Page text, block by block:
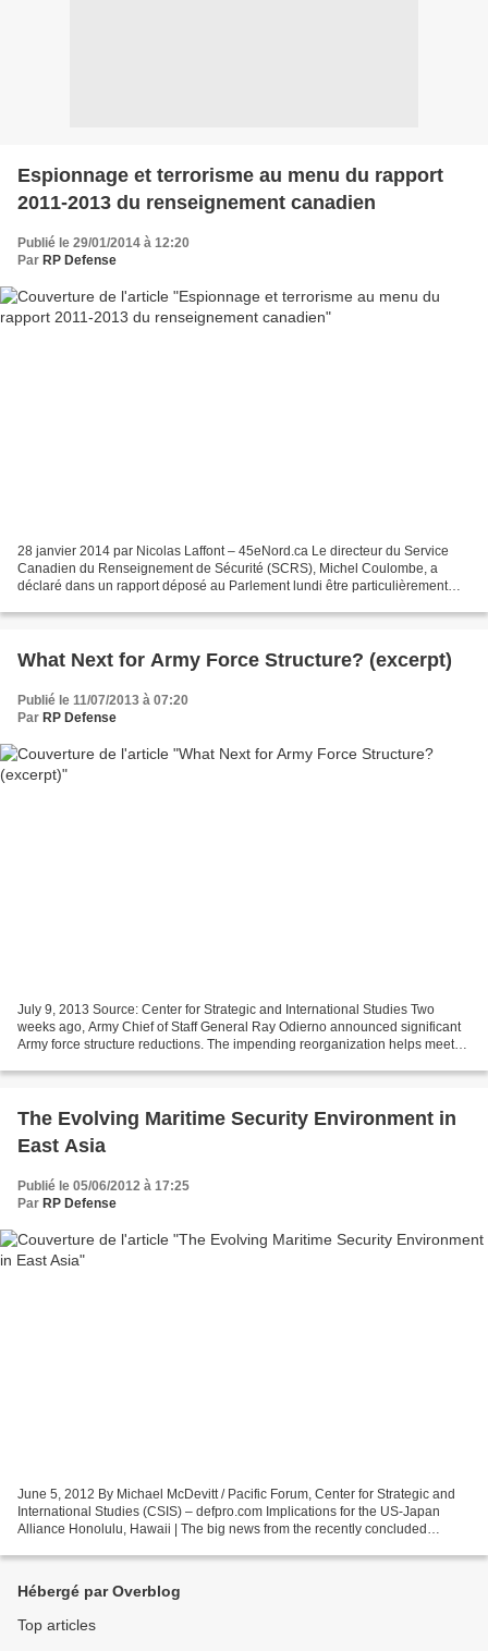
Espionnage et terrorisme au menu du rapport
2011-2013 du renseignement canadien
Publié le 29/01/2014 à 12:20
Par RP Defense
28 janvier 2014 par Nicolas Laffont – 45eNord.ca Le directeur du Service
Canadien du Renseignement de Sécurité (SCRS), Michel Coulombe, a
déclaré dans un rapport déposé au Parlement lundi être particulièrement
What Next for Army Force Structure? (excerpt)
Publié le 11/07/2013 à 07:20
Par RP Defense
July 9, 2013 Source: Center for Strategic and International Studies Two
weeks ago, Army Chief of Staff General Ray Odierno announced significant
Army force structure reductions. The impending reorganization helps meet
The Evolving Maritime Security Environment in
East Asia
Publié le 05/06/2012 à 17:25
Par RP Defense
June 5, 2012 By Michael McDevitt / Pacific Forum, Center for Strategic and
International Studies (CSIS) – defpro.com Implications for the US-Japan
Alliance Honolulu, Hawaii | The big news from the recently concluded
Hébergé par Overblog
Top articles